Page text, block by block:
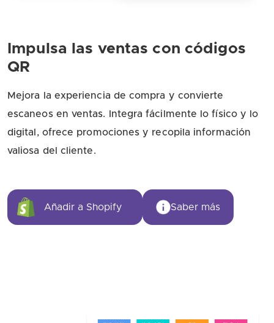
Impulsa las ventas con códigos
QR
Mejora la experiencia de compra y convierte
escaneos en ventas. Integra fácilmente lo físico y lo
digital, ofrece promociones y recopila información
valiosa del cliente.
Añadir a Shopify Saber más